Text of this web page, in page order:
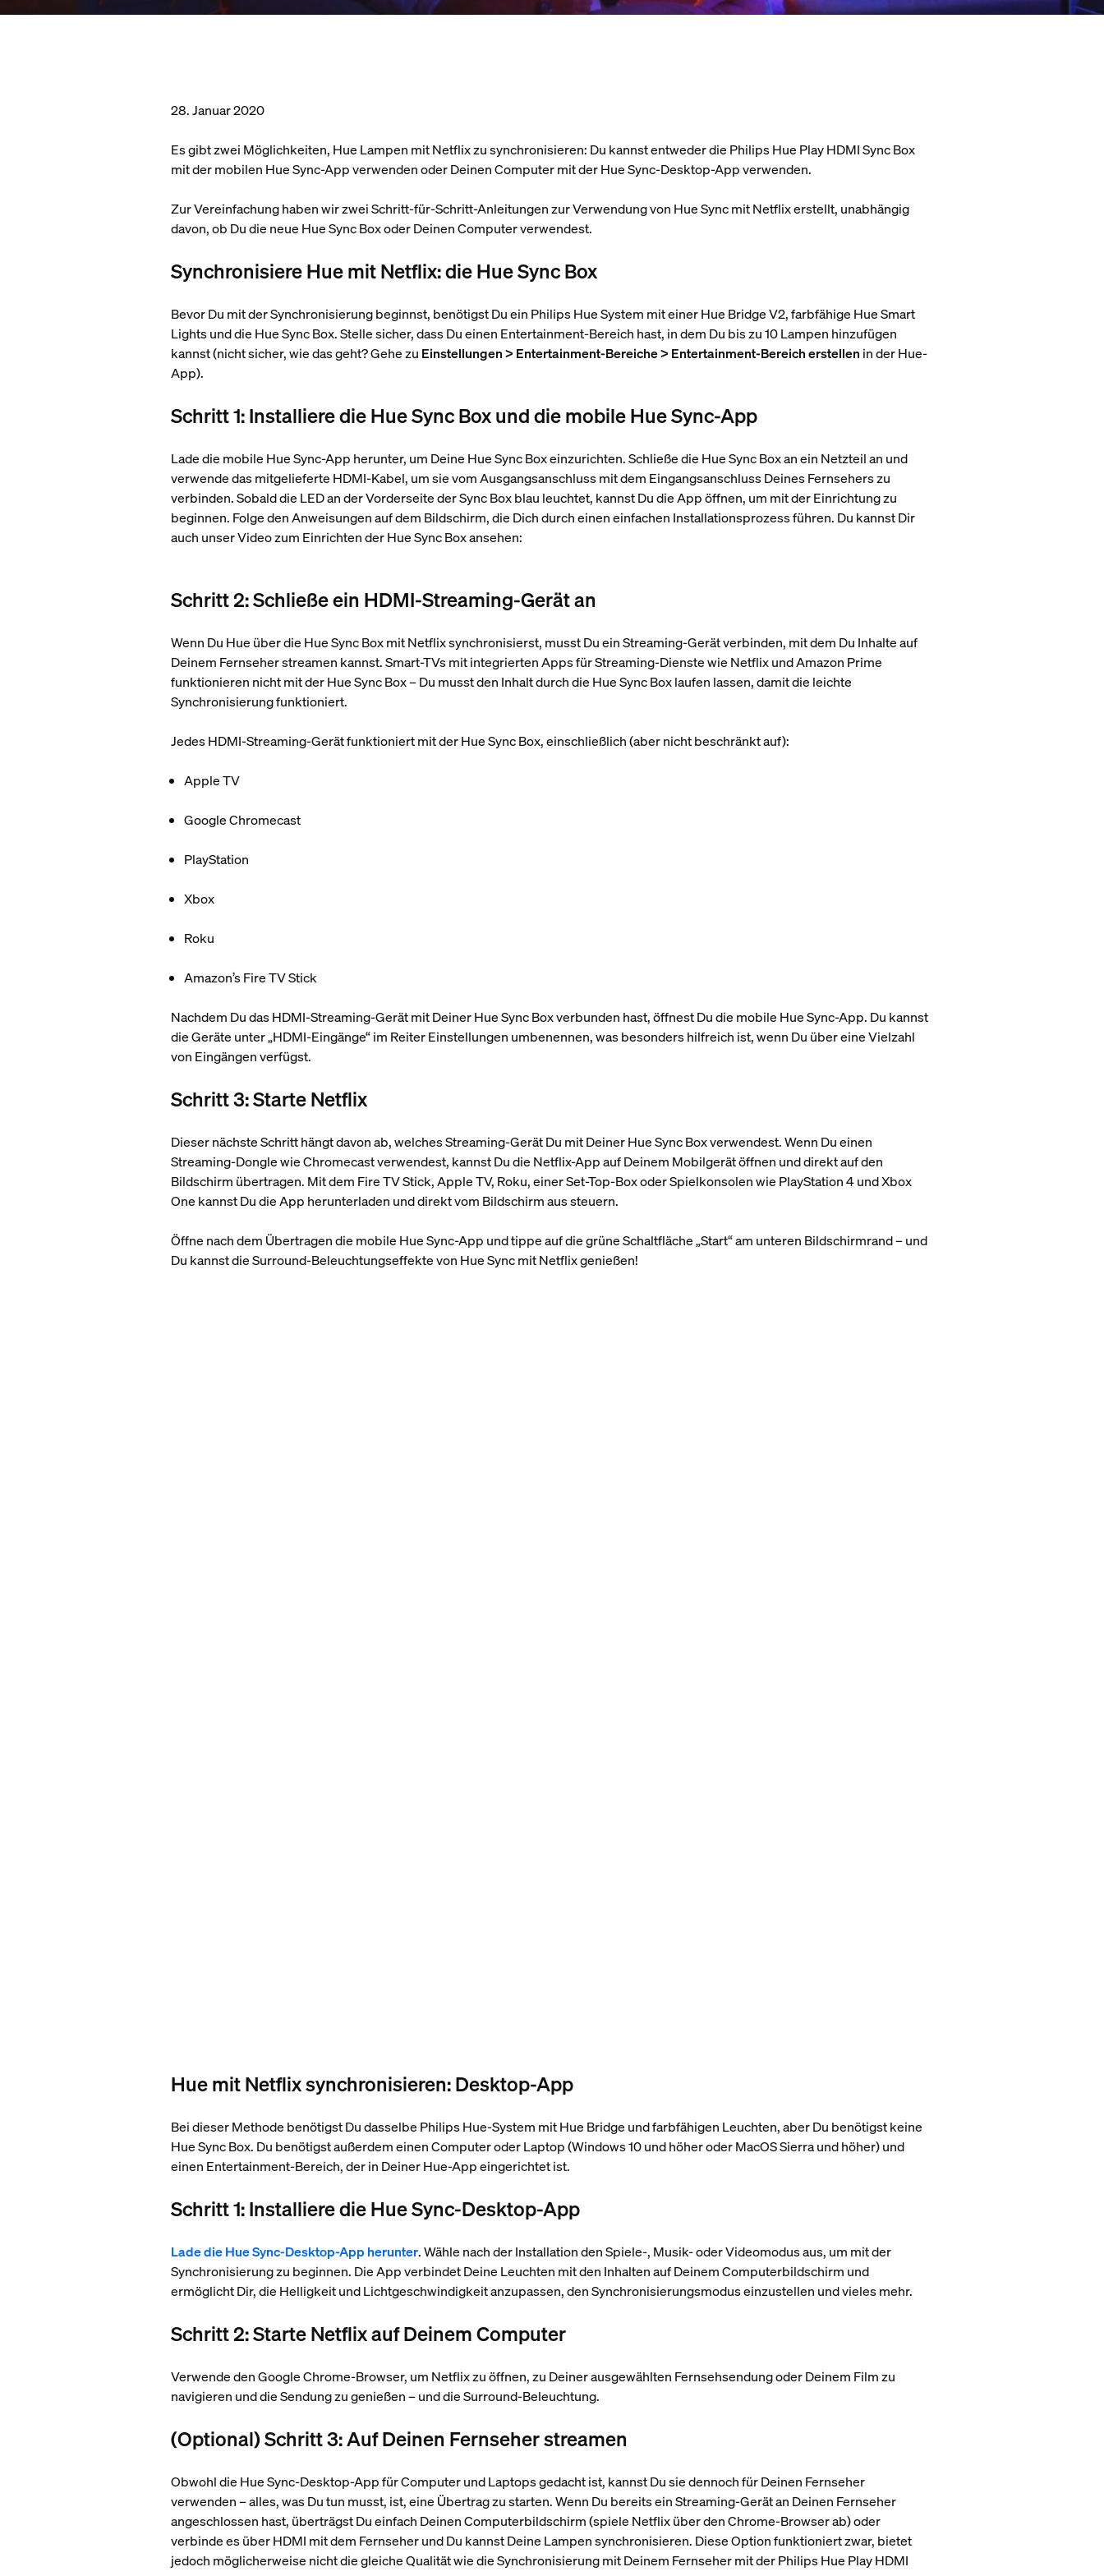
28. Januar 2020
Es gibt zwei Möglichkeiten, Hue Lampen mit Netflix zu synchronisieren: Du kannst entweder die Philips Hue Play HDMI Sync Box
mit der mobilen Hue Sync-App verwenden oder Deinen Computer mit der Hue Sync-Desktop-App verwenden.
Zur Vereinfachung haben wir zwei Schritt-für-Schritt-Anleitungen zur Verwendung von Hue Sync mit Netflix erstellt, unabhängig
davon, ob Du die neue Hue Sync Box oder Deinen Computer verwendest.
Synchronisiere Hue mit Netflix: die Hue Sync Box
Bevor Du mit der Synchronisierung beginnst, benötigst Du ein Philips Hue System mit einer Hue Bridge V2, farbfähige Hue Smart
Lights und die Hue Sync Box. Stelle sicher, dass Du einen Entertainment-Bereich hast, in dem Du bis zu 10 Lampen hinzufügen
kannst (nicht sicher, wie das geht? Gehe zu Einstellungen > Entertainment-Bereiche > Entertainment-Bereich erstellen in der Hue-
App).
Schritt 1: Installiere die Hue Sync Box und die mobile Hue Sync-App
Lade die mobile Hue Sync-App herunter, um Deine Hue Sync Box einzurichten. Schließe die Hue Sync Box an ein Netzteil an und
verwende das mitgelieferte HDMI-Kabel, um sie vom Ausgangsanschluss mit dem Eingangsanschluss Deines Fernsehers zu
verbinden. Sobald die LED an der Vorderseite der Sync Box blau leuchtet, kannst Du die App öffnen, um mit der Einrichtung zu
beginnen. Folge den Anweisungen auf dem Bildschirm, die Dich durch einen einfachen Installationsprozess führen. Du kannst Dir
auch unser Video zum Einrichten der Hue Sync Box ansehen:
Schritt 2: Schließe ein HDMI-Streaming-Gerät an
Wenn Du Hue über die Hue Sync Box mit Netflix synchronisierst, musst Du ein Streaming-Gerät verbinden, mit dem Du Inhalte auf
Deinem Fernseher streamen kannst. Smart-TVs mit integrierten Apps für Streaming-Dienste wie Netflix und Amazon Prime
funktionieren nicht mit der Hue Sync Box – Du musst den Inhalt durch die Hue Sync Box laufen lassen, damit die leichte
Synchronisierung funktioniert.
Jedes HDMI-Streaming-Gerät funktioniert mit der Hue Sync Box, einschließlich (aber nicht beschränkt auf):
Apple TV
Google Chromecast
PlayStation
Xbox
Roku
Amazon’s Fire TV Stick
Nachdem Du das HDMI-Streaming-Gerät mit Deiner Hue Sync Box verbunden hast, öffnest Du die mobile Hue Sync-App. Du kannst
die Geräte unter „HDMI-Eingänge“ im Reiter Einstellungen umbenennen, was besonders hilfreich ist, wenn Du über eine Vielzahl
von Eingängen verfügst.
Schritt 3: Starte Netflix
Dieser nächste Schritt hängt davon ab, welches Streaming-Gerät Du mit Deiner Hue Sync Box verwendest. Wenn Du einen
Streaming-Dongle wie Chromecast verwendest, kannst Du die Netflix-App auf Deinem Mobilgerät öffnen und direkt auf den
Bildschirm übertragen. Mit dem Fire TV Stick, Apple TV, Roku, einer Set-Top-Box oder Spielkonsolen wie PlayStation 4 und Xbox
One kannst Du die App herunterladen und direkt vom Bildschirm aus steuern.
Öffne nach dem Übertragen die mobile Hue Sync-App und tippe auf die grüne Schaltfläche „Start“ am unteren Bildschirmrand – und
Du kannst die Surround-Beleuchtungseffekte von Hue Sync mit Netflix genießen!
Hue mit Netflix synchronisieren: Desktop-App
Bei dieser Methode benötigst Du dasselbe Philips Hue-System mit Hue Bridge und farbfähigen Leuchten, aber Du benötigst keine
Hue Sync Box. Du benötigst außerdem einen Computer oder Laptop (Windows 10 und höher oder MacOS Sierra und höher) und
einen Entertainment-Bereich, der in Deiner Hue-App eingerichtet ist.
Schritt 1: Installiere die Hue Sync-Desktop-App
Lade die Hue Sync-Desktop-App herunter. Wähle nach der Installation den Spiele-, Musik- oder Videomodus aus, um mit der
Synchronisierung zu beginnen. Die App verbindet Deine Leuchten mit den Inhalten auf Deinem Computerbildschirm und
ermöglicht Dir, die Helligkeit und Lichtgeschwindigkeit anzupassen, den Synchronisierungsmodus einzustellen und vieles mehr.
Schritt 2: Starte Netflix auf Deinem Computer
Verwende den Google Chrome-Browser, um Netflix zu öffnen, zu Deiner ausgewählten Fernsehsendung oder Deinem Film zu
navigieren und die Sendung zu genießen – und die Surround-Beleuchtung.
(Optional) Schritt 3: Auf Deinen Fernseher streamen
Obwohl die Hue Sync-Desktop-App für Computer und Laptops gedacht ist, kannst Du sie dennoch für Deinen Fernseher
verwenden – alles, was Du tun musst, ist, eine Übertrag zu starten. Wenn Du bereits ein Streaming-Gerät an Deinen Fernseher
angeschlossen hast, überträgst Du einfach Deinen Computerbildschirm (spiele Netflix über den Chrome-Browser ab) oder
verbinde es über HDMI mit dem Fernseher und Du kannst Deine Lampen synchronisieren. Diese Option funktioniert zwar, bietet
jedoch möglicherweise nicht die gleiche Qualität wie die Synchronisierung mit Deinem Fernseher mit der Philips Hue Play HDMI